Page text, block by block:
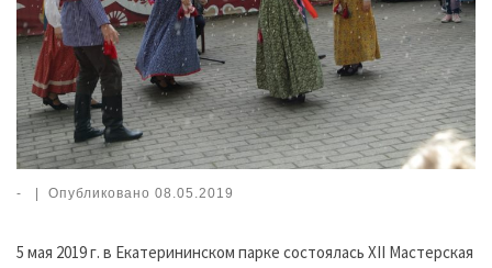
- | Опубликовано 08.05.2019
5 мая 2019 г. в Екатерининском парке состоялась XII Мастерская